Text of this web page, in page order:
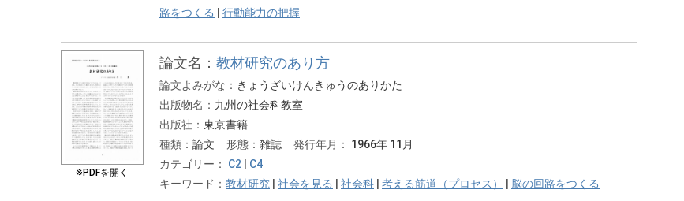
路をつくる
行動能力の把握
※PDFを開く
論文名： 教材研究のあり方
論文よみがな： きょうざいけんきゅうのありかた
出版物名： 九州の社会科教室
出版社： 東京書籍
種類： 論文 形態： 雑誌 発行年月：
1966年 11月
カテゴリー： C2
C4
キーワード： 教材研究 社会を見る 社会科 考える筋道（プロセス） 脳の回路をつくる